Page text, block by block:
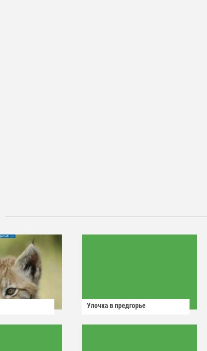
Улочка в предгорье